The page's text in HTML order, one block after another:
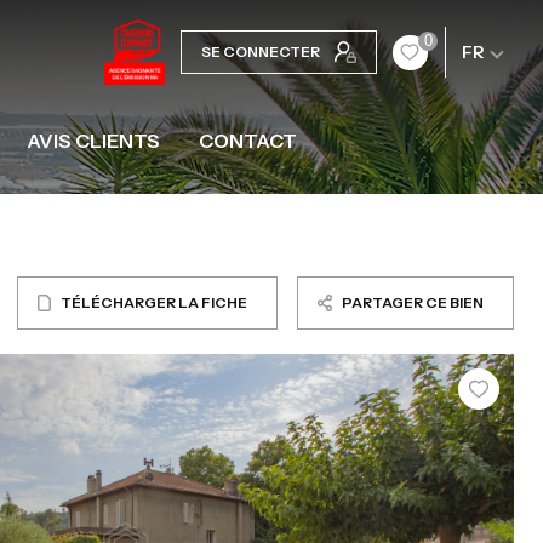
SE CONNECTER
0
FR
AVIS CLIENTS CONTACT
TÉLÉCHARGER LA FICHE PARTAGER CE BIEN